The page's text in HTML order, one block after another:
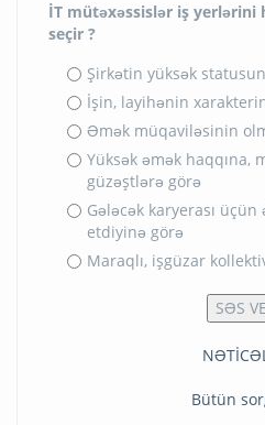
İT mütəxəssislər iş yerlərini
seçir ?
Şirkətin yüksək
İşin, layihənin
Əmək müqaviləsinin
Yüksək əmək haqqına,
güzəştlərə görə
Gələcək karyerası
etdiyinə görə
Maraqlı, işgüzar
Bütün